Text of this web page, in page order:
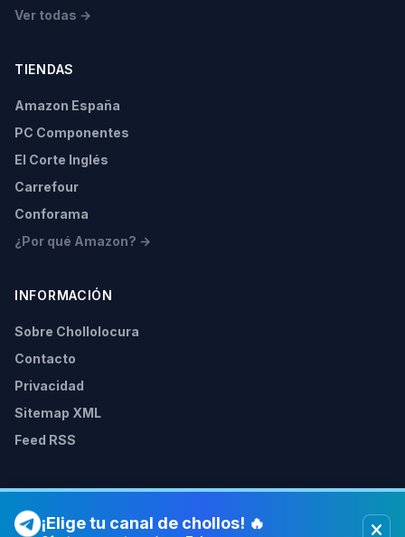
Ver todas →
TIENDAS
Amazon España
PC Componentes
El Corte Inglés
Carrefour
Conforama
¿Por qué Amazon? →
INFORMACIÓN
Sobre Chollolocura
Contacto
Privacidad
Sitemap XML
Feed RSS
© 2026 Chollolocura. Todos los derechos reservados.
¡Elige tu canal de chollos! 🔥